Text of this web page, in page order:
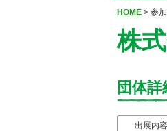
HOME > 参
株
団体詳
出展内